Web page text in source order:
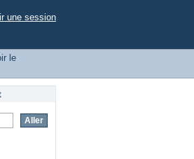
une session
le